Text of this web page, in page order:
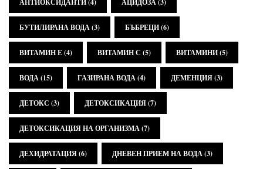
АНТИОКСИДАНТИ(4) АЦИДОЗА(3)
БУТИЛИРАНА ВОДА(3) БЪБРЕЦИ(6)
ВИТАМИН Е(4) ВИТАМИН С (5) ВИТАМИНИ(5)
ВОДА(15) ГАЗИРАНА ВОДА(4) ДЕМЕНЦИЯ(3)
ДЕТОКС (3) ДЕТОКСИКАЦИЯ(7)
ДЕТОКСИКАЦИЯ НА ОРГАНИЗМА(7)
ДЕХИДРАТАЦИЯ(6) ДНЕВЕН ПРИЕМ НА ВОДА(3)